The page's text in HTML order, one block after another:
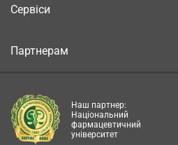
Сервіси
Партнерам
Наш партнер:
Національний
фармацевтичний
університет